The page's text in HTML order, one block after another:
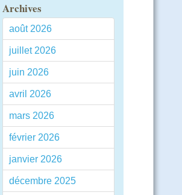
Archives
août 2026
juillet 2026
juin 2026
avril 2026
mars 2026
février 2026
janvier 2026
décembre 2025